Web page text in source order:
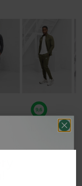
met een 9,6!